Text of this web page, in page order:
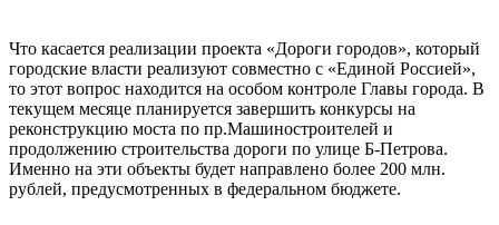
Что касается реализации проекта «Дороги городов», который
городские власти реализуют совместно с «Единой Россией»,
то этот вопрос находится на особом контроле Главы города. В
текущем месяце планируется завершить конкурсы на
реконструкцию моста по пр.Машиностроителей и
продолжению строительства дороги по улице Б-Петрова.
Именно на эти объекты будет направлено более 200 млн.
рублей, предусмотренных в федеральном бюджете.